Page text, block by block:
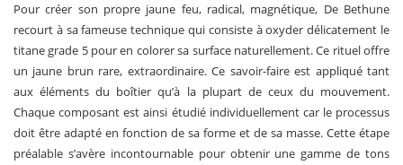
Pour créer son propre jaune feu, radical, magnétique, De Bethune
recourt à sa fameuse technique qui consiste à oxyder délicatement le
titane grade 5 pour en colorer sa surface naturellement. Ce rituel offre
un jaune brun rare, extraordinaire. Ce savoir-faire est appliqué tant
aux éléments du boîtier qu’à la plupart de ceux du mouvement.
Chaque composant est ainsi étudié individuellement car le processus
doit être adapté en fonction de sa forme et de sa masse. Cette étape
préalable s’avère incontournable pour obtenir une gamme de tons